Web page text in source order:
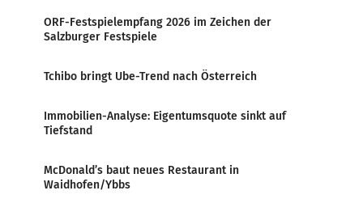
ORF-Festspielempfang 2026 im Zeichen der
Salzburger Festspiele
Tchibo bringt Ube-Trend nach Österreich
Immobilien-Analyse: Eigentumsquote sinkt auf
Tiefstand
McDonald’s baut neues Restaurant in
Waidhofen/Ybbs